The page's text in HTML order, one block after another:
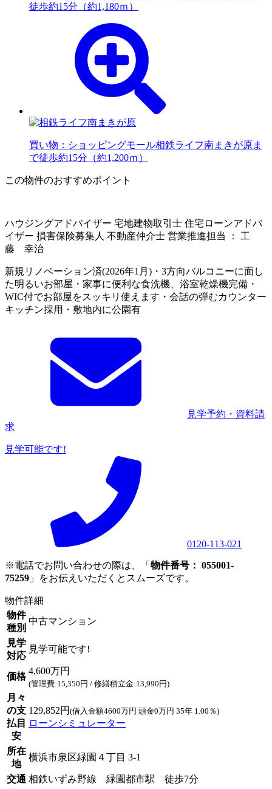
徒歩約15分（約1,180ｍ）
買い物：ショッピングモール相鉄ライフ南まきが原ま
で徒歩約15分（約1,200ｍ）
この物件のおすすめポイント
ハウジングアドバイザー 宅地建物取引士 住宅ローンアドバ
イザー 損害保険募集人 不動産仲介士 営業推進担当 ： 工
藤 幸治
新規リノベーション済(2026年1月)・3方向バルコニーに面し
た明るいお部屋・家事に便利な食洗機、浴室乾燥機完備・
WIC付でお部屋をスッキリ使えます・会話の弾むカウンター
キッチン採用・敷地内に公園有
見学予約・資料請
求
見学可能です!
0120-113-021
※電話でお問い合わせの際は、「 物件番号： 055001-
75259 」をお伝えいただくとスムーズです。
物件詳細
物件
種別
中古マンション
見学
対応
見学可能です!
価格
4,600万円
(管理費:15,350円 / 修繕積立金:13,990円)
月々
の支
払目
安
129,852円 (借入金額4600万円 頭金0万円 35年 1.00％)
ローンシミュレーター
所在
地
横浜市泉区緑園４丁目 3-1
交通 相鉄いずみ野線 緑園都市駅 徒歩7分